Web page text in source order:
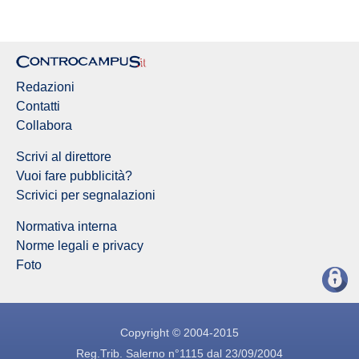
Redazioni
Contatti
Collabora
Scrivi al direttore
Vuoi fare pubblicità?
Scrivici per segnalazioni
Normativa interna
Norme legali e privacy
Foto
Copyright © 2004-2015
Reg.Trib. Salerno n°1115 dal 23/09/2004